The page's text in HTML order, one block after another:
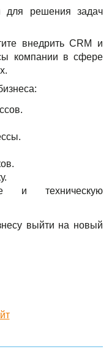
для решения задач
внедрить CRM и
компании в сфере
и техническую
выйти на новый